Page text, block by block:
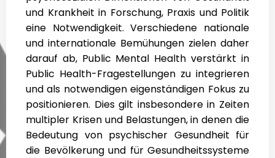
und Krankheit in Forschung, Praxis und Politik
eine Notwendigkeit. Verschiedene nationale
und internationale Bemühungen zielen daher
darauf ab, Public Mental Health verstärkt in
Public Health-Fragestellungen zu integrieren
und als notwendigen eigenständigen Fokus zu
positionieren. Dies gilt insbesondere in Zeiten
multipler Krisen und Belastungen, in denen die
Bedeutung von psychischer Gesundheit für
die Bevölkerung und für Gesundheitssysteme